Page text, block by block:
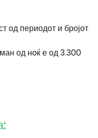
од периодот и бројот
од ноќ е од 3.300